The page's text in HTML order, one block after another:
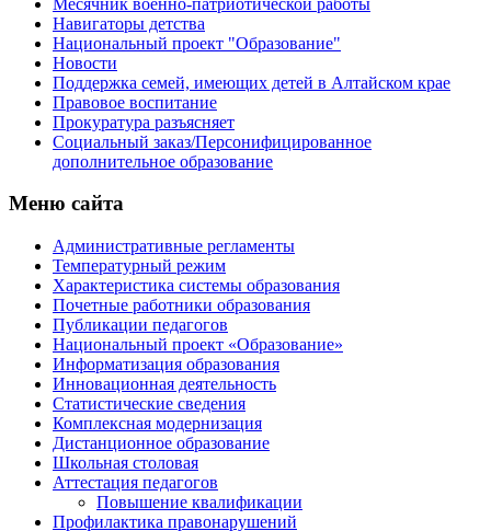
Навигаторы детства
Национальный проект "Образование"
Новости
Поддержка семей, имеющих детей в Алтайском крае
Правовое воспитание
Прокуратура разъясняет
Социальный заказ/Персонифицированное
дополнительное образование
Меню сайта
Административные регламенты
Температурный режим
Характеристика системы образования
Почетные работники образования
Публикации педагогов
Национальный проект «Образование»
Информатизация образования
Инновационная деятельность
Статистические сведения
Комплексная модернизация
Дистанционное образование
Школьная столовая
Аттестация педагогов
Повышение квалификации
Профилактика правонарушений